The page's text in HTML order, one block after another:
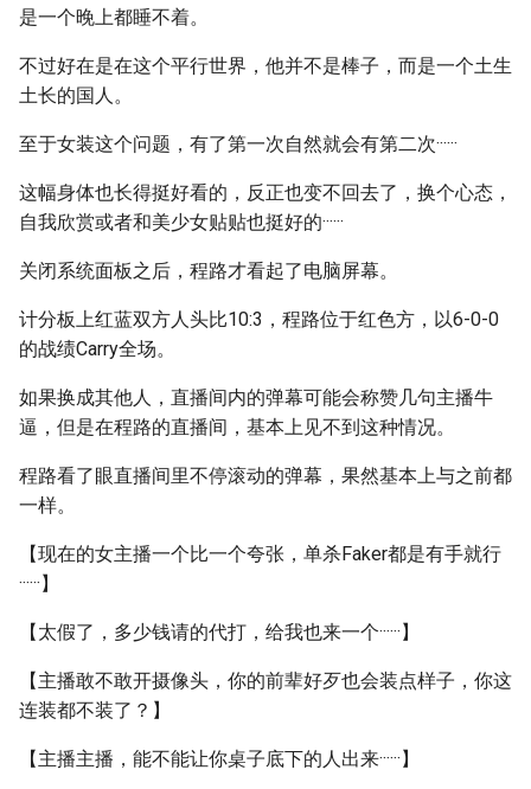
是一个晚上都睡不着。
不过好在是在这个平行世界，他并不是棒子，而是一个土生
土长的国人。
至于女装这个问题，有了第一次自然就会有第二次······
这幅身体也长得挺好看的，反正也变不回去了，换个心态，
自我欣赏或者和美少女贴贴也挺好的······
关闭系统面板之后，程路才看起了电脑屏幕。
计分板上红蓝双方人头比10:3，程路位于红色方，以6-0-0
的战绩Carry全场。
如果换成其他人，直播间内的弹幕可能会称赞几句主播牛
逼，但是在程路的直播间，基本上见不到这种情况。
程路看了眼直播间里不停滚动的弹幕，果然基本上与之前都
一样。
【现在的女主播一个比一个夸张，单杀Faker都是有手就行
······】
【太假了，多少钱请的代打，给我也来一个······】
【主播敢不敢开摄像头，你的前辈好歹也会装点样子，你这
连装都不装了？】
【主播主播，能不能让你桌子底下的人出来······】